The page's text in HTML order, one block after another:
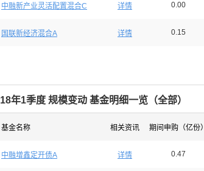
中融新产业灵活配置混合C 详情 0.00
国联新经济混合A 详情 0.15
年1季度 规模变动 基金明细一览（全部）
基金名称 相关资讯 期间申购（亿份）
中融增鑫定开债A 详情 0.47